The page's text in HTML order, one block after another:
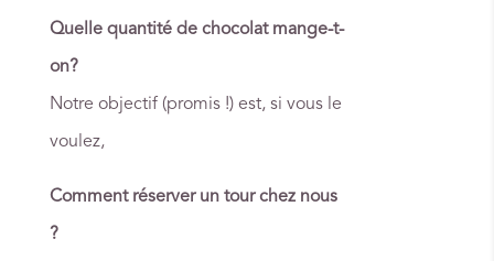
Quelle quantité de chocolat mange-t-
on?
Notre objectif (promis !) est, si vous le
voulez,
Comment réserver un tour chez nous
?